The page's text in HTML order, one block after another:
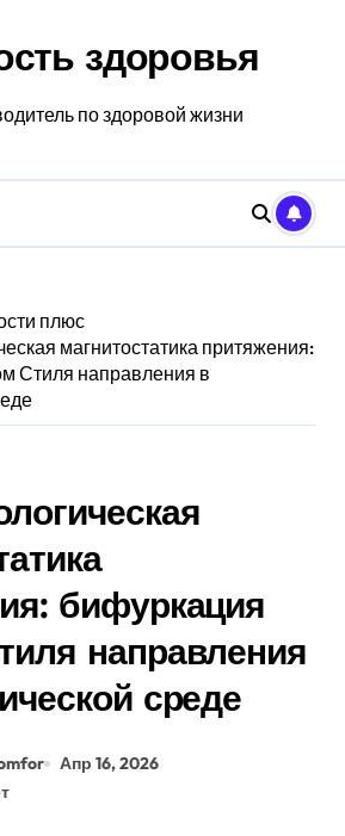
здоровья
по здоровой жизни
плюс
магнитостатика притяжения:
Стиля направления в
бифуркация
направления
среде
Апр 16, 2026